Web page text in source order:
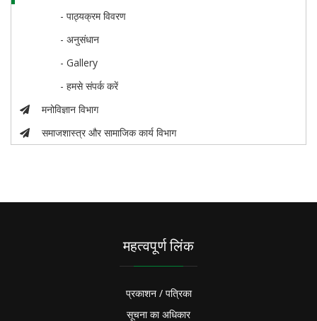
- पाठ्यक्रम विवरण
- अनुसंधान
- Gallery
- हमसे संपर्क करें
मनोविज्ञान विभाग
समाजशास्त्र और सामाजिक कार्य विभाग
महत्वपूर्ण लिंक
प्रकाशन / पत्रिका
सूचना का अधिकार